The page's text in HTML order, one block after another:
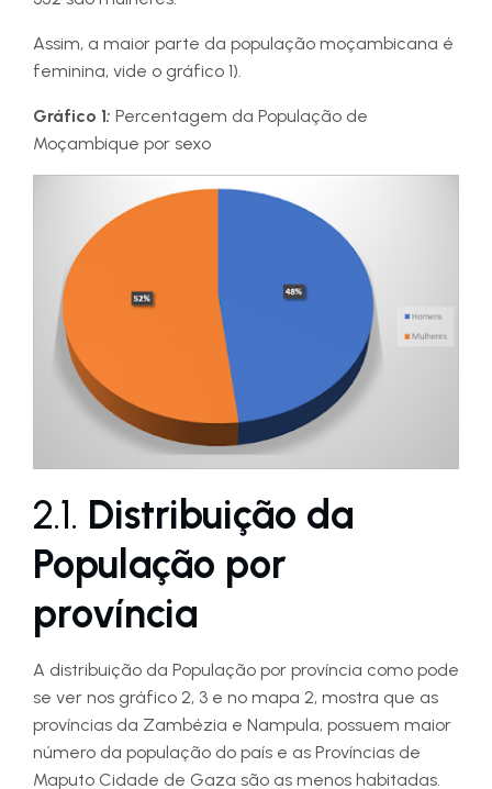
Assim, a maior parte da população moçambicana é
feminina, vide o gráfico 1).
Gráfico 1: Percentagem da População de
Moçambique por sexo
2.1. Distribuição da
População por
província
A distribuição da População por província como pode
se ver nos gráfico 2, 3 e no mapa 2, mostra que as
províncias da Zambézia e Nampula, possuem maior
número da população do país e as Províncias de
Maputo Cidade de Gaza são as menos habitadas.